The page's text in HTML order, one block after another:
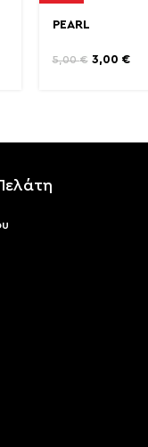
PEARL
5,00€ 3,00 €